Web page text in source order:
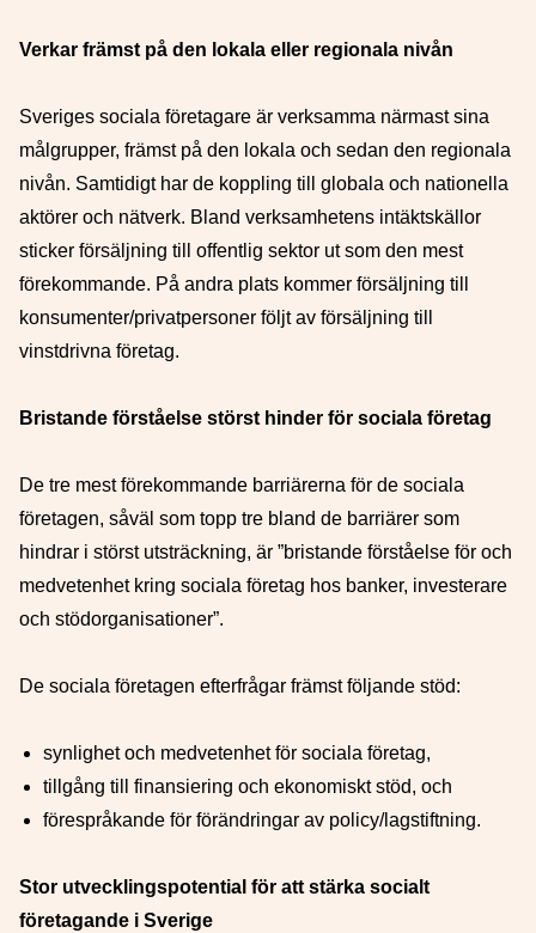
Verkar främst på den lokala eller regionala nivån
Sveriges sociala företagare är verksamma närmast sina
målgrupper, främst på den lokala och sedan den regionala
nivån. Samtidigt har de koppling till globala och nationella
aktörer och nätverk. Bland verksamhetens intäktskällor
sticker försäljning till offentlig sektor ut som den mest
förekommande. På andra plats kommer försäljning till
konsumenter/privatpersoner följt av försäljning till
vinstdrivna företag.
Bristande förståelse störst hinder för sociala företag
De tre mest förekommande barriärerna för de sociala
företagen, såväl som topp tre bland de barriärer som
hindrar i störst utsträckning, är ”bristande förståelse för och
medvetenhet kring sociala företag hos banker, investerare
och stödorganisationer”.
De sociala företagen efterfrågar främst följande stöd:
synlighet och medvetenhet för sociala företag,
tillgång till finansiering och ekonomiskt stöd, och
förespråkande för förändringar av policy/lagstiftning.
Stor utvecklingspotential för att stärka socialt
företagande i Sverige